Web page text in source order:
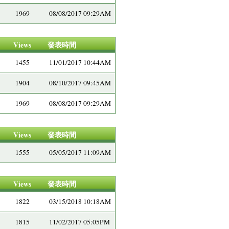
1969 08/08/2017 09:29AM
Views 發表時間
1455 11/01/2017 10:44AM
1904 08/10/2017 09:45AM
1969 08/08/2017 09:29AM
Views 發表時間
1555 05/05/2017 11:09AM
Views 發表時間
1822 03/15/2018 10:18AM
1815 11/02/2017 05:05PM